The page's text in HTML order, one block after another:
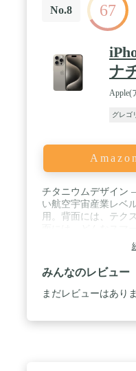
No.8 67
ナ
Apple(
グレゴ
チタニウムデザイン
い航空宇宙産業レベ
用。背面には、テク
なCeramic Shieldを
も備えています。 /
ンチのSuper Retina
採用。圧倒的なグラ
120Hzまでリフレッ
みんなのレビュー
まだレビューはあり